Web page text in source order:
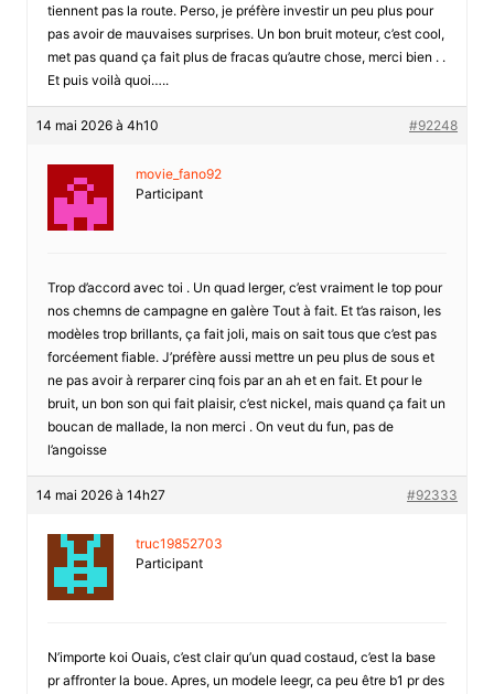
tiennent pas la route. Perso, je préfère investir un peu plus pour
pas avoir de mauvaises surprises. Un bon bruit moteur, c’est cool,
met pas quand ça fait plus de fracas qu’autre chose, merci bien . .
Et puis voilà quoi…..
14 mai 2026 à 4h10 #92248
movie_fano92
Participant
Trop d’accord avec toi . Un quad lerger, c’est vraiment le top pour
nos chemns de campagne en galère Tout à fait. Et t’as raison, les
modèles trop brillants, ça fait joli, mais on sait tous que c’est pas
forcéement fiable. J’préfère aussi mettre un peu plus de sous et
ne pas avoir à rerparer cinq fois par an ah et en fait. Et pour le
bruit, un bon son qui fait plaisir, c’est nickel, mais quand ça fait un
boucan de mallade, la non merci . On veut du fun, pas de
l’angoisse
14 mai 2026 à 14h27 #92333
truc19852703
Participant
N’importe koi Ouais, c’est clair qu’un quad costaud, c’est la base
pr affronter la boue. Apres, un modele leegr, ca peu être b1 pr des